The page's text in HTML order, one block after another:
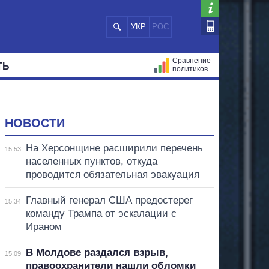
УКР РОС
Сравнение
политиков
НОВОСТИ
15:53
На Херсонщине расширили перечень
населенных пунктов, откуда
проводится обязательная эвакуация
15:34
Главный генерал США предостерег
команду Трампа от эскалации с
Ираном
15:09
В Молдове раздался взрыв,
правоохранители нашли обломки